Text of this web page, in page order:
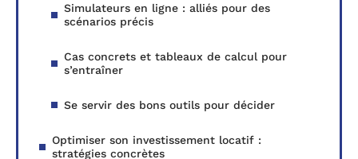
Simulateurs en ligne : alliés pour des
scénarios précis
Cas concrets et tableaux de calcul pour
s’entraîner
Se servir des bons outils pour décider
Optimiser son investissement locatif :
stratégies concrètes